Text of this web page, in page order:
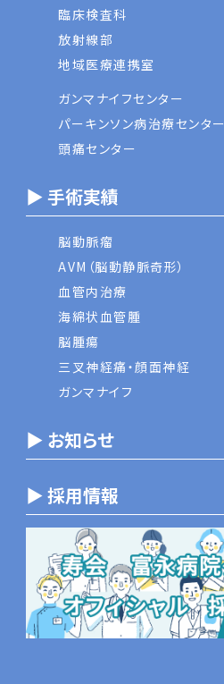
臨床検査科
放射線部
地域医療連携室
ガンマナイフセンター
パーキンソン病治療センター
頭痛センター
▶ 手術実績
脳動脈瘤
AVM（脳動静脈奇形）
血管内治療
海綿状血管腫
脳腫瘍
三叉神経痛・顔面神経
ガンマナイフ
▶ お知らせ
▶ 採用情報